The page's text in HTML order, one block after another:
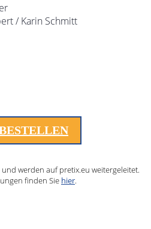
/ Karin Schmitt
werden auf pretix.eu weitergeleitet.
finden Sie hier.